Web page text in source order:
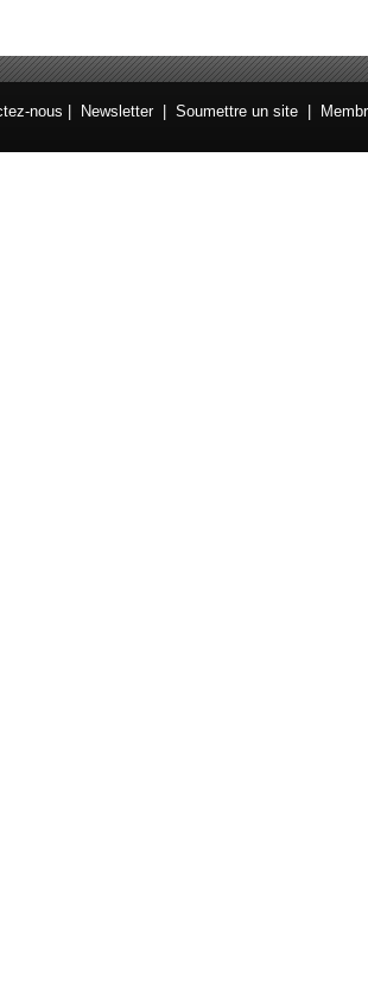
nous Newsletter| Soumettre un site |